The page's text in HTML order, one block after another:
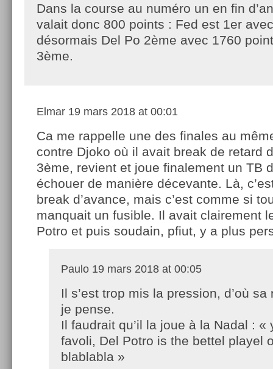
Dans la course au numéro un en fin
valait donc 800 points : Fed est 1er
désormais Del Po 2ème avec 1760
3ème.
Elmar 19 mars 2018 at 00:01
Ca me rappelle une des finales au
contre Djoko où il avait break de retard
3ème, revient et joue finalement un TB
échouer de manière décevante. Là,
break d’avance, mais c’est comme si
manquait un fusible. Il avait clairement
Potro et puis soudain, pfiut, y a plus
Paulo 19 mars 2018 at 00:05
Il s’est trop mis la pression, d’où sa
je pense.
Il faudrait qu’il la joue à la Nadal : «
favoli, Del Potro is the bettel playel
blablabla »